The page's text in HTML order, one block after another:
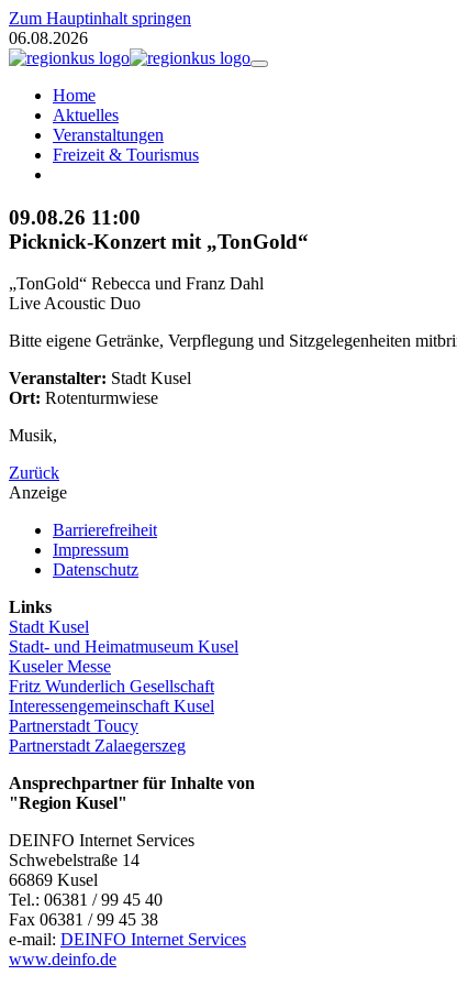
Zum Hauptinhalt springen
06.08.2026
Home
Aktuelles
Veranstaltungen
Freizeit & Tourismus
09.08.26 11:00
Picknick-Konzert mit „TonGold“
„TonGold“ Rebecca und Franz Dahl
Live Acoustic Duo
Bitte eigene Getränke, Verpflegung und Sitzgelegenheiten
Veranstalter: Stadt Kusel
Ort: Rotenturmwiese
Musik,
Zurück
Anzeige
Barrierefreiheit
Impressum
Datenschutz
Links
Stadt Kusel
Stadt- und Heimatmuseum Kusel
Kuseler Messe
Fritz Wunderlich Gesellschaft
Interessengemeinschaft Kusel
Partnerstadt Toucy
Partnerstadt Zalaegerszeg
Ansprechpartner für Inhalte von
"Region Kusel"
DEINFO Internet Services
Schwebelstraße 14
66869 Kusel
Tel.: 06381 / 99 45 40
Fax 06381 / 99 45 38
e-mail: DEINFO Internet Services
www.deinfo.de